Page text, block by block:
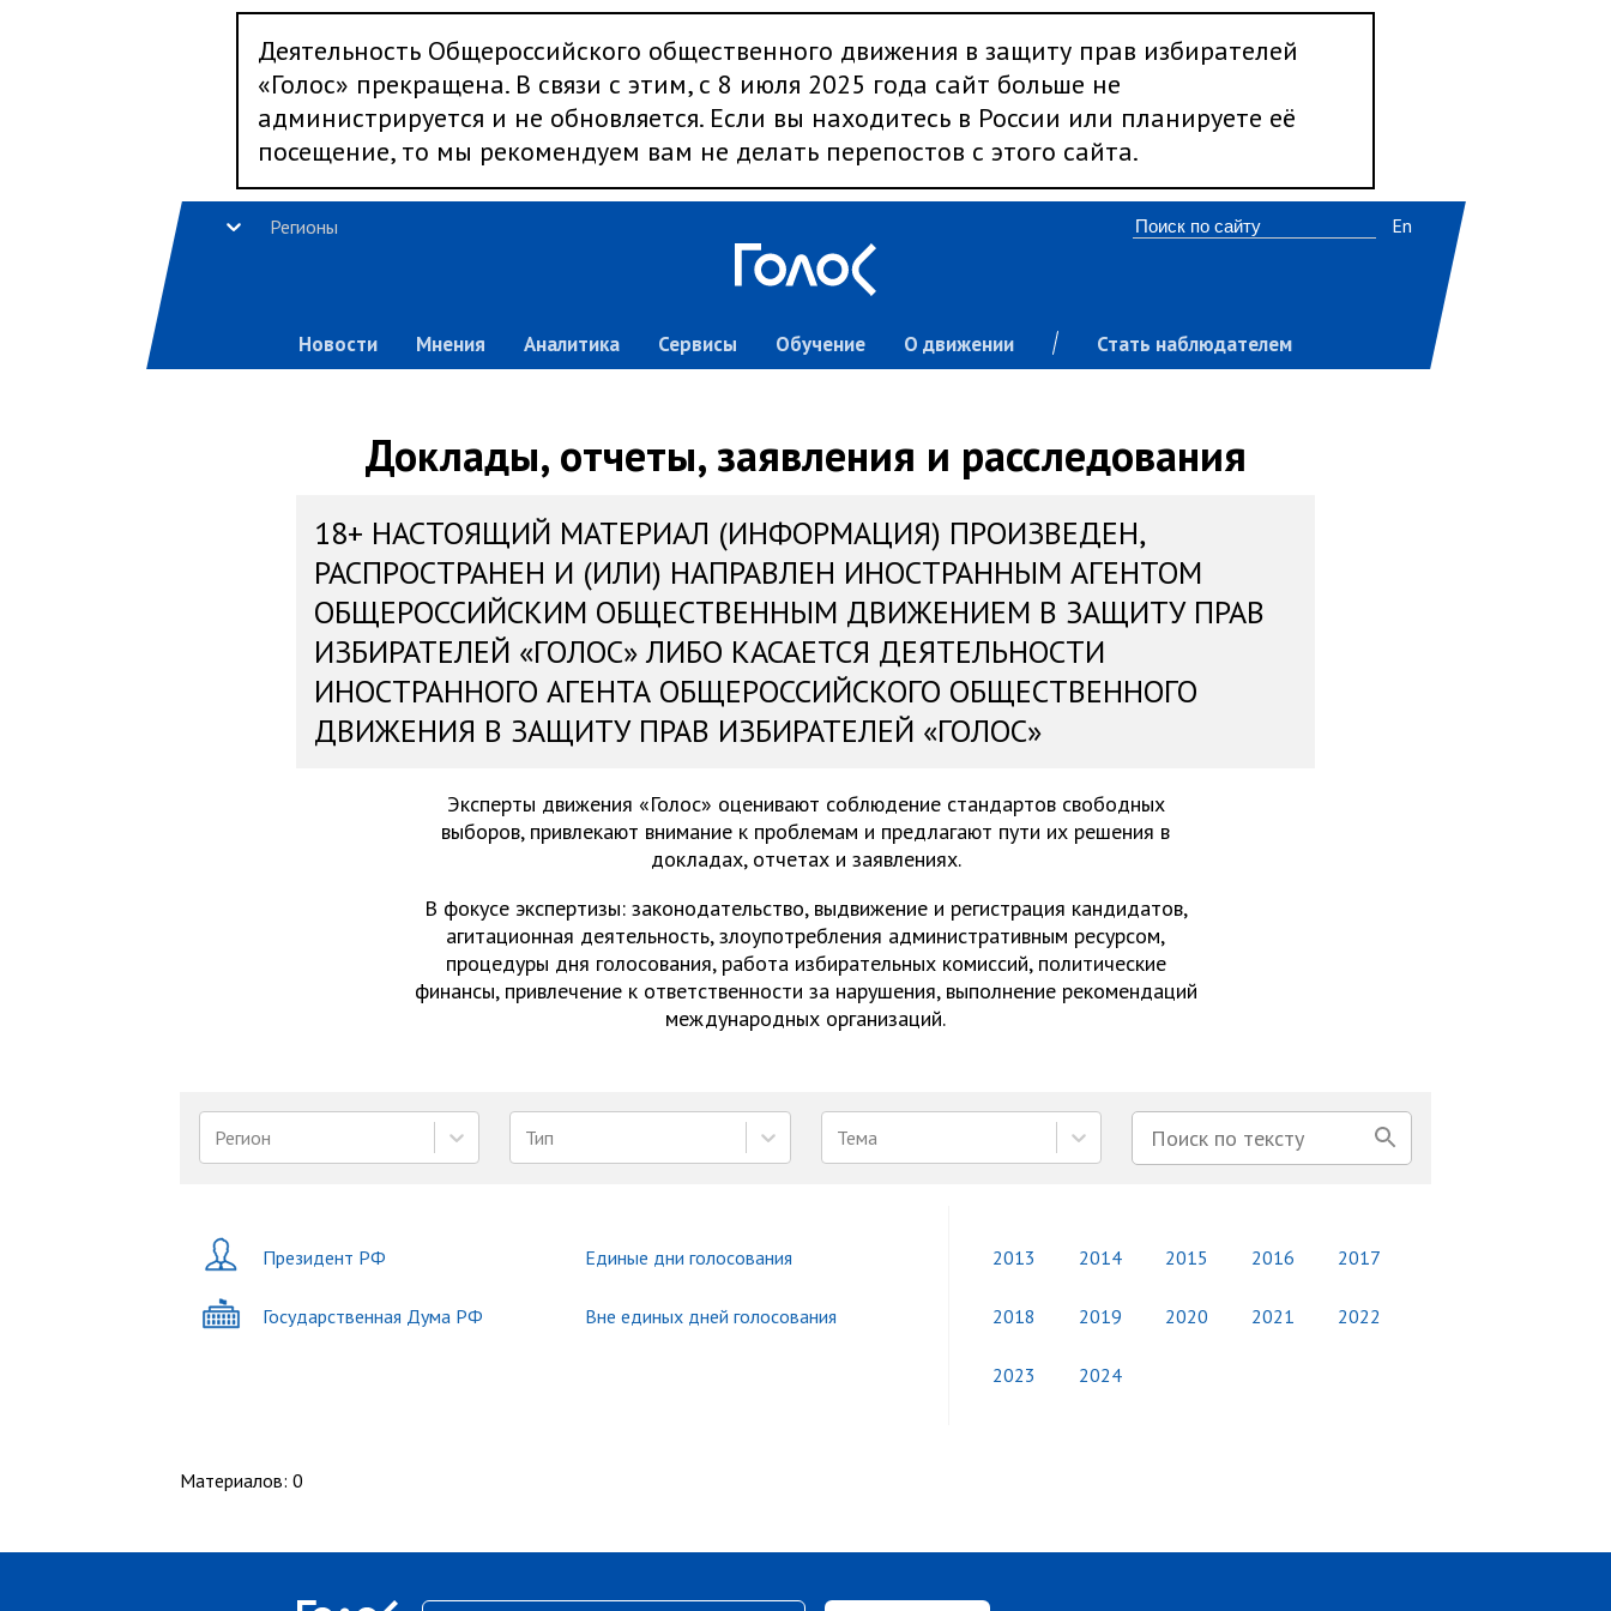
Деятельность Общероссийского общественного движения в защиту прав избирателей
«Голос» прекращена. В связи с этим, с 8 июля 2025 года сайт больше не
администрируется и не обновляется. Если вы находитесь в России или планируете её
посещение, то мы рекомендуем вам не делать перепостов с этого сайта.
Регионы
Новости Мнения Аналитика Сервисы Обучение О движении Стать наблюдателем
En
Доклады, отчеты, заявления и расследования
18+ НАСТОЯЩИЙ МАТЕРИАЛ (ИНФОРМАЦИЯ) ПРОИЗВЕДЕН,
РАСПРОСТРАНЕН И (ИЛИ) НАПРАВЛЕН ИНОСТРАННЫМ АГЕНТОМ
ОБЩЕРОССИЙСКИМ ОБЩЕСТВЕННЫМ ДВИЖЕНИЕМ В ЗАЩИТУ ПРАВ
ИЗБИРАТЕЛЕЙ «ГОЛОС» ЛИБО КАСАЕТСЯ ДЕЯТЕЛЬНОСТИ
ИНОСТРАННОГО АГЕНТА ОБЩЕРОССИЙСКОГО ОБЩЕСТВЕННОГО
ДВИЖЕНИЯ В ЗАЩИТУ ПРАВ ИЗБИРАТЕЛЕЙ «ГОЛОС»
Эксперты движения «Голос» оценивают соблюдение стандартов свободных
выборов, привлекают внимание к проблемам и предлагают пути их решения в
докладах, отчетах и заявлениях.
В фокусе экспертизы: законодательство, выдвижение и регистрация кандидатов,
агитационная деятельность, злоупотребления административным ресурсом,
процедуры дня голосования, работа избирательных комиссий, политические
финансы, привлечение к ответственности за нарушения, выполнение рекомендаций
международных организаций.
Регион Тип Тема
Президент РФ
Государственная Дума РФ
Единые дни голосования
Вне единых дней голосования
2013 2014 2015 2016 2017
2018 2019 2020 2021 2022
2023 2024
Материалов: 0